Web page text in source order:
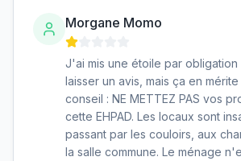
Morgane Momo
J'ai mis une étoile par
laisser un avis, mais ça en
conseil : NE METTEZ PAS vos
cette EHPAD. Les locaux sont
passant par les couloirs, aux
la salle commune. Le ménage